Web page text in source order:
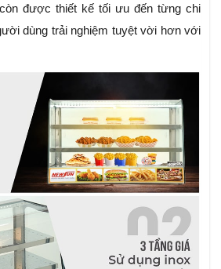
được thiết kế tối ưu đến từng chi
dùng trải nghiệm tuyệt vời hơn với